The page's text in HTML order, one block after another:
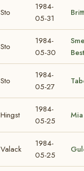
Sto
1984-
05-31
Sto
1984-
05-30
Sto
1984-
05-27
Hingst
1984-
05-25
Valack
1984-
05-25